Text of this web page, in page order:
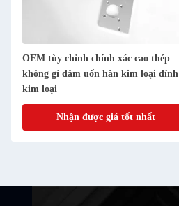
OEM tùy chỉnh chính xác cao thép
không gỉ đâm uốn hàn kim loại đính
kim loại
Nhận được giá tốt nhất